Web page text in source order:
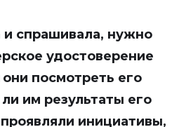
и спрашивала, нужно
удостоверение
посмотреть его
им результаты его
инициативы,